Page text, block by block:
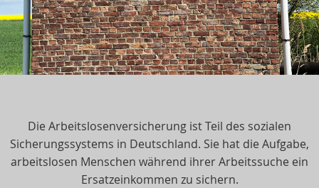
Die Arbeitslosenversicherung ist Teil des sozialen
Sicherungssystems in Deutschland. Sie hat die Aufgabe,
arbeitslosen Menschen während ihrer Arbeitssuche ein
Ersatzeinkommen zu sichern.